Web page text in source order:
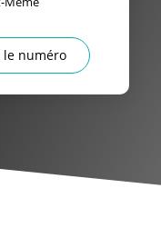
le numéro